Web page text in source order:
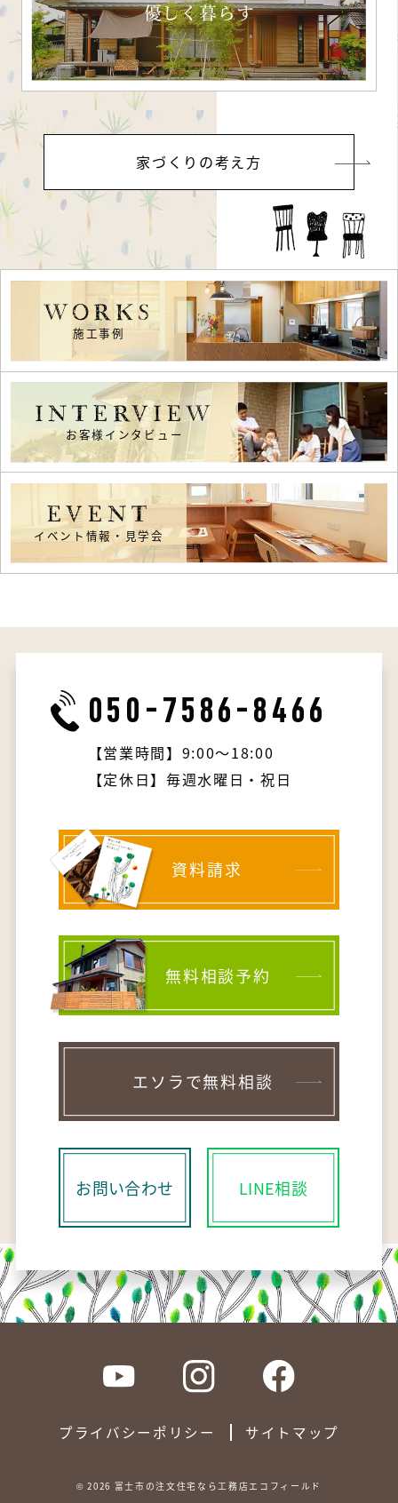
優しく暮らす
家づくりの考え方
WORKS
施工事例
INTERVIEW
お客様インタビュー
EVENT
イベント情報・見学会
050-7586-8466
【営業時間】9:00～18:00
【定休日】毎週水曜日・祝日
資料請求
無料相談予約
エソラで無料相談
お問い合わせ LINE相談
プライバシーポリシー サイトマップ
©2026 富士市の注文住宅なら工務店エコフィールド